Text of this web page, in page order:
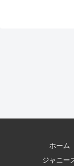
ホーム
ジャニー